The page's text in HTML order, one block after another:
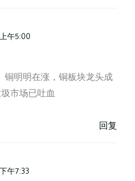
午5:00
铜明明在涨，铜板块龙头成
市场已吐血
回复
午7:33